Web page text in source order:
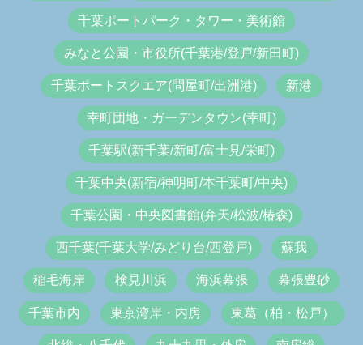
千葉ポートパーク・タワー・美術館
みなと公園・市役所(千葉港/登戸/新田町)
千葉ポートスクエア(問屋町/出洲港) 新港
幸町団地・ガーデンタウン(幸町)
千葉駅(新千葉/新町/富士見/栄町)
千葉中央(新宿/神明町/本千葉町/中央)
千葉公園・中央図書館(弁天/松波/椿森)
西千葉(千葉大学/みどり台/西登戸) 蘇我
稲毛海岸 検見川浜 海浜幕張 幕張豊砂
千葉市内 東京湾岸・内房 東葛（柏・松戸）